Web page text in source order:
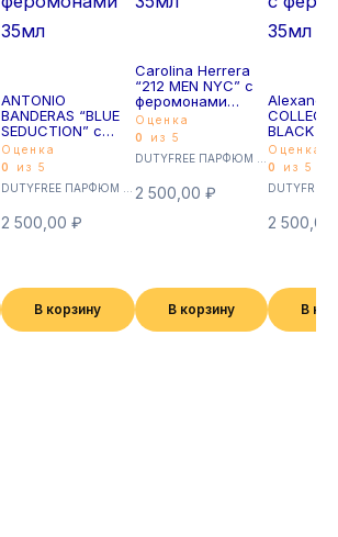
ANTONIO
BANDERAS “BLUE
SEDUCTION” с
феромонами
35мл
Оценка
0
из 5
2 500,00₽
В корзину
Carolina Herrera
“212 MEN NYC” с
феромонами
35мл
Оценка
0
из 5
2 500,00 ₽
В корзину
BLACK
35мл
Оценка
0
из 5
2 500,00
В